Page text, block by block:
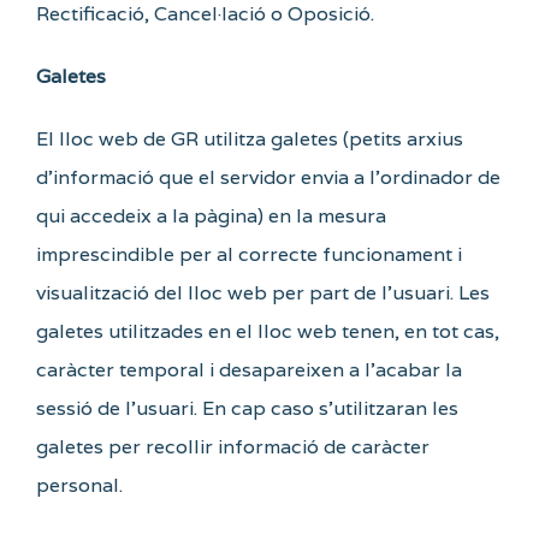
Rectificació, Cancel·lació o Oposició.
Galetes
El lloc web de GR utilitza galetes (petits arxius
d’informació que el servidor envia a l’ordinador de
qui accedeix a la pàgina) en la mesura
imprescindible per al correcte funcionament i
visualització del lloc web per part de l’usuari. Les
galetes utilitzades en el lloc web tenen, en tot cas,
caràcter temporal i desapareixen a l’acabar la
sessió de l’usuari. En cap caso s’utilitzaran les
galetes per recollir informació de caràcter
personal.